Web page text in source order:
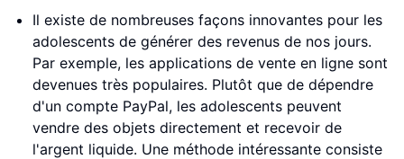
Il existe de nombreuses façons innovantes pour les
adolescents de générer des revenus de nos jours.
Par exemple, les applications de vente en ligne sont
devenues très populaires. Plutôt que de dépendre
d'un compte PayPal, les adolescents peuvent
vendre des objets directement et recevoir de
l'argent liquide. Une méthode intéressante consiste